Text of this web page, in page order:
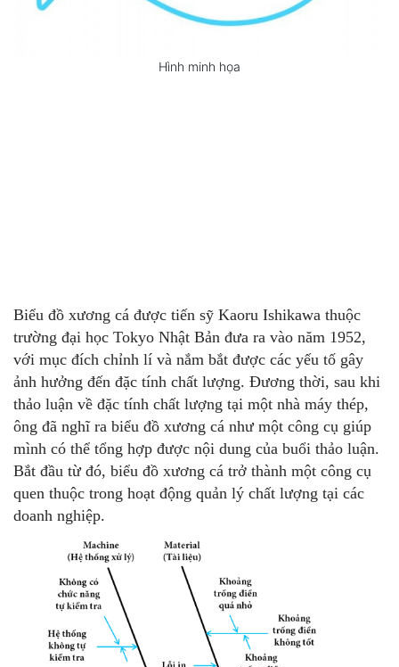
Hình minh họa
Biểu đồ xương cá được tiến sỹ Kaoru Ishikawa thuộc
trường đại học Tokyo Nhật Bản đưa ra vào năm 1952,
với mục đích chỉnh lí và nắm bắt được các yếu tố gây
ảnh hưởng đến đặc tính chất lượng. Đương thời, sau khi
thảo luận về đặc tính chất lượng tại một nhà máy thép,
ông đã nghĩ ra biểu đồ xương cá như một công cụ giúp
mình có thể tổng hợp được nội dung của buổi thảo luận.
Bắt đầu từ đó, biểu đồ xương cá trở thành một công cụ
quen thuộc trong hoạt động quản lý chất lượng tại các
doanh nghiệp.